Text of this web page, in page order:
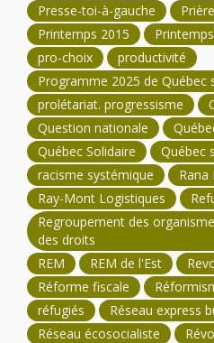
Presse-toi-à-gauche
Printemps 2015
pro-choix
productivité
Programme 2025 de Québec
prolétariat. progressisme
Question nationale
Québec Solidaire
Québec
racisme systémique
Rana
Ray-Mont Logistiques
Regroupement des
des droits
REM
REM de l'Est
Réforme fiscale
réfugiés
Réseau express
Réseau écosocialiste